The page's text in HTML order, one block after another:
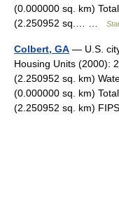
(0.000000 sq. km)
(2.250952 sq.… …
Colbert, GA — U.S.
Housing Units (2000):
(2.250952 sq. km)
(0.000000 sq. km)
(2.250952 sq. km)